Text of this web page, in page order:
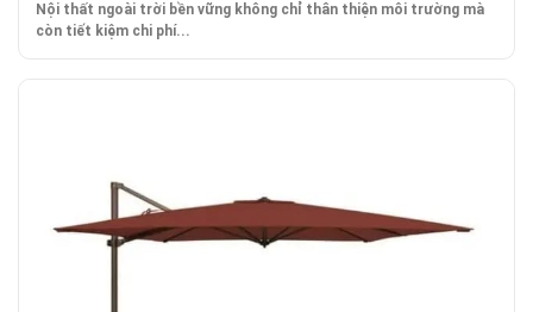
Nội thất ngoài trời bền vững không chỉ thân thiện môi trường mà
còn tiết kiệm chi phí...